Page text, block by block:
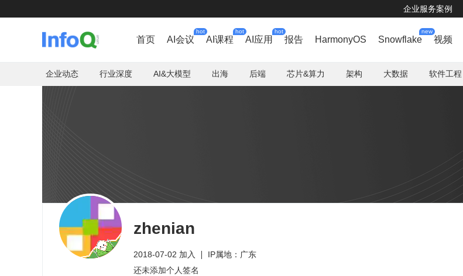
企业服务案例
首页 AI会议
hot
AI课程
hot
AI应用
hot
报告 HarmonyOS Snowflake
new
视频
企业动态 行业深度 AI&大模型 出海 后端 芯片&算力 架构 大数据 软件工程
zhenian
2018-07-02 加入
IP属地：广东
还未添加个人签名